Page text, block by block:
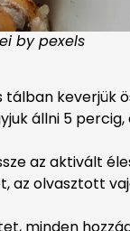
by pexels
tálban keverjük
állni 5
az aktivált
az olvasztott
minden